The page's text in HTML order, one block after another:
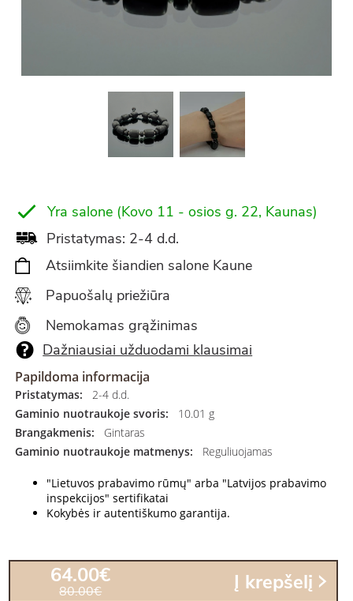
Yra salone (Kovo 11 - osios g. 22, Kaunas)
Pristatymas: 2-4 d.d.
Atsiimkite šiandien salone Kaune
Papuošalų priežiūra
Nemokamas grąžinimas
Dažniausiai užduodami klausimai
Papildoma informacija
Pristatymas:
2-4 d.d.
Gaminio nuotraukoje svoris:
10.01 g
Brangakmenis:
Gintaras
Gaminio nuotraukoje matmenys:
Reguliuojamas
"Lietuvos prabavimo rūmų" arba "Latvijos prabavimo
inspekcijos" sertifikatai
Kokybės ir autentiškumo garantija.
64.00€
80.00€ Į krepšelį